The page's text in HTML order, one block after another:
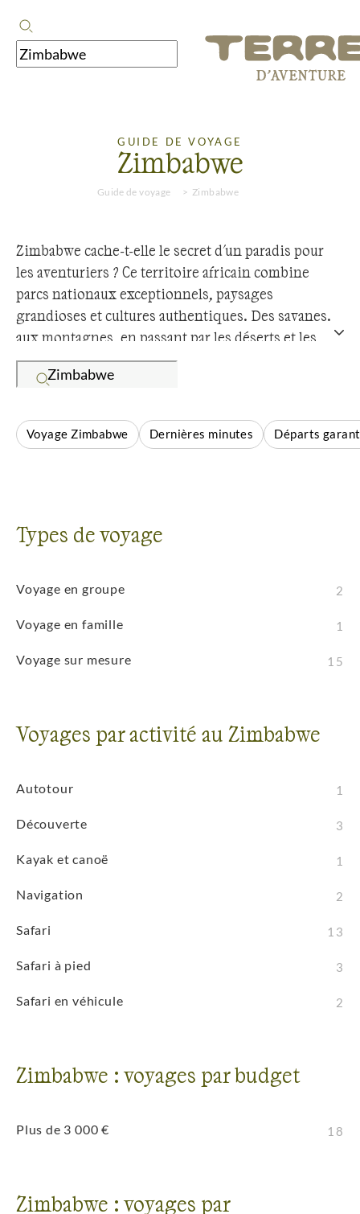
GUIDE DE VOYAGE
Zimbabwe
Guide de voyage Zimbabwe
Zimbabwe cache-t-elle le secret d'un paradis pour
les aventuriers ? Ce territoire africain combine
parcs nationaux exceptionnels, paysages
grandioses et cultures authentiques. Des savanes
aux montagnes, en passant par les déserts et les
côtes, la région offre une diversité unique. Que
vous pratiquiez les safaris, l'observation de la faune,
vous promet des aventures inoubliables. La faune
exceptionnelle, les traditions locales et les paysages
Voyage Zimbabwe Dernières minutes Départs
Types de voyage
Voyage en groupe 2
Voyage en famille 1
Voyage sur mesure 15
Voyages par activité au Zimbabwe
Autotour 1
Découverte 3
Kayak et canoë 1
Navigation 2
Safari 13
Safari à pied 3
Safari en véhicule 2
Zimbabwe : voyages par budget
Plus de 3 000 € 18
Zimbabwe : voyages par